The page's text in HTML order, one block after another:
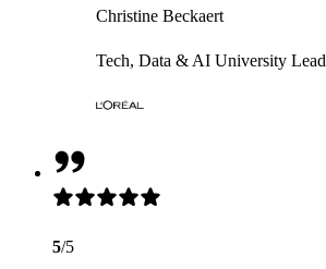
Christine Beckaert
Tech, Data & AI University Lead
5/5